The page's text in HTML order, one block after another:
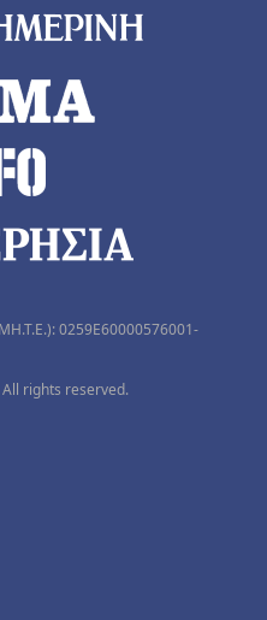
0259Ε60000576001-
rights reserved.